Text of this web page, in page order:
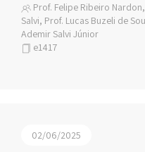
Prof. Felipe Ribeiro
Salvi, Prof. Lucas Buzeli de
Ademir Salvi Júnior
e1417
02/06/2025